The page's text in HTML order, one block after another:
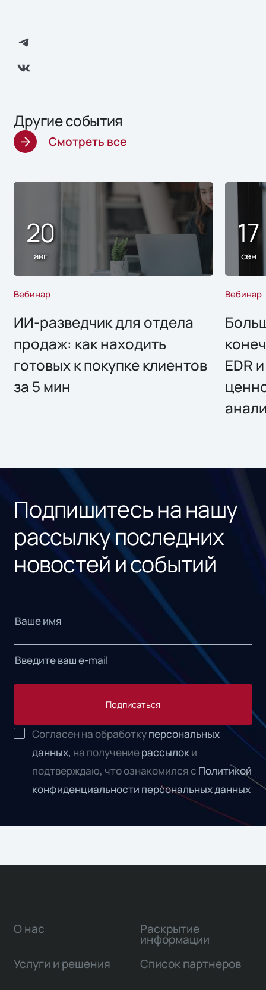
Другие события
Смотреть все
20
авг
Вебинар
ИИ-разведчик для отдела
продаж: как находить
готовых к покупке клиентов
за 5 мин
17
сен
Вебинар
EDR
Подпишитесь на нашу
рассылку последних
новостей и событий
Подписаться
Согласен на обработкуперсональных
данных, на получениерассылоки
подтверждаю, что ознакомился с Политикой
конфиденциальности персональных данных
О нас
Услуги и решения
Раскрытие
информации
Список партнеров